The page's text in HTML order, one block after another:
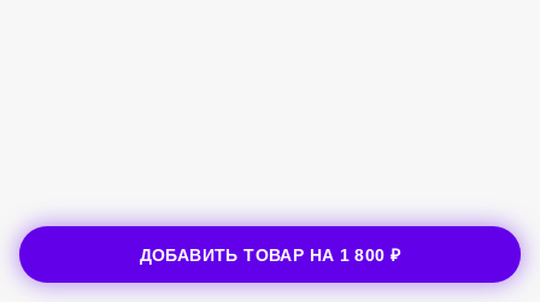
ДОБАВИТЬ ТОВАР НА 1 800 ₽